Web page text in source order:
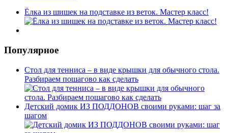
Ёлка из шишек на подставке из веток. Мастер класс!
Популярное
Стол для тенниса – в виде крышки для обычного стола.
Разбираем пошагово как сделать
Детский домик ИЗ ПОДДОНОВ своими руками: шаг за
шагом